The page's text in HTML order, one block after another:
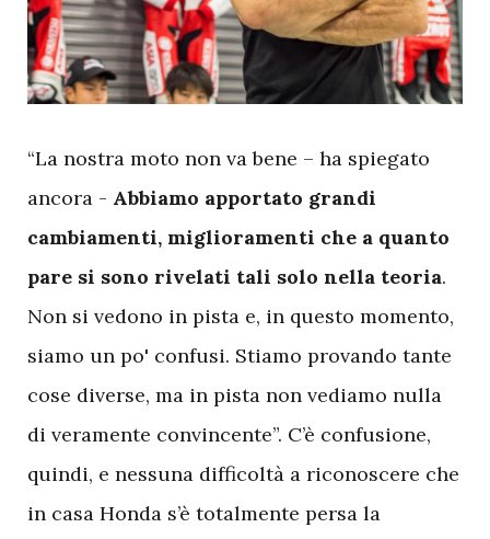
“La nostra moto non va bene – ha spiegato
ancora - Abbiamo apportato grandi
cambiamenti, miglioramenti che a quanto
pare si sono rivelati tali solo nella teoria.
Non si vedono in pista e, in questo momento,
siamo un po' confusi. Stiamo provando tante
cose diverse, ma in pista non vediamo nulla
di veramente convincente”. C’è confusione,
quindi, e nessuna difficoltà a riconoscere che
in casa Honda s’è totalmente persa la